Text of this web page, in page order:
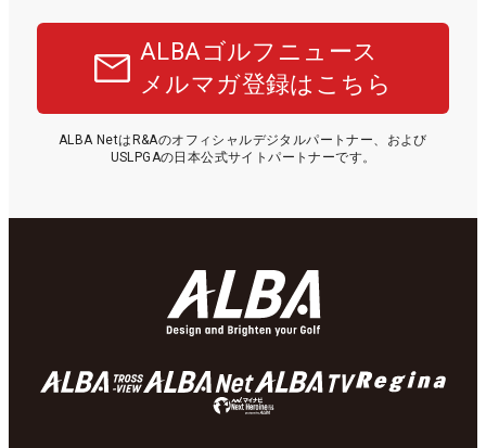
ALBAゴルフニュース
メルマガ登録はこちら
ALBA NetはR&Aのオフィシャルデジタルパートナー、および
USLPGAの日本公式サイトパートナーです。